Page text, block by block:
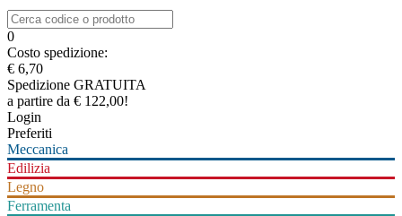
0
Costo spedizione:
€ 6,70
Spedizione GRATUITA
a partire da € 122,00!
Login
Preferiti
Meccanica
Edilizia
Legno
Ferramenta